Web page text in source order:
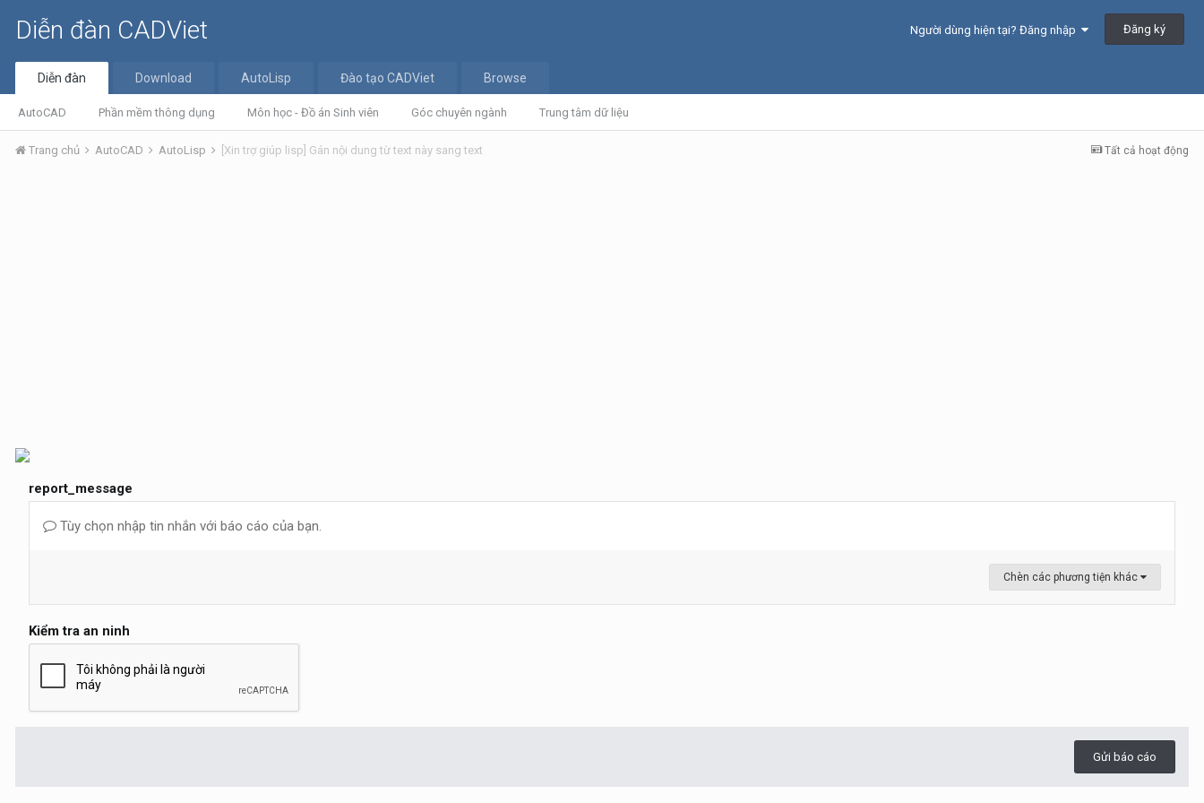
Diễn đàn CADViet Người dùng hiện tại? Đăng nhập Đăng ký
Diễn đàn
AutoCAD Phần mềm thông dụng Môn học - Đồ án Sinh viên Góc chuyên ngành Trung tâm dữ liệu
Download AutoLisp Đào tạo CADViet Browse
Tất cả hoạt động
Trang chủ AutoCAD AutoLisp [Xin trợ giúp lisp] Gán nội dung từ text này sang text
report_message
Tùy chọn nhập tin nhắn với báo cáo của bạn.
Chèn các phương tiện khác
Kiểm tra an ninh
Gửi báo cáo